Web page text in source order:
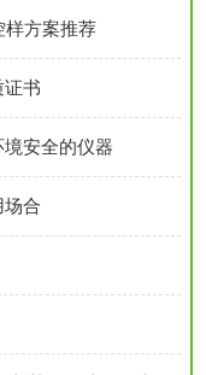
样方案推荐
证书
安全的仪器
场合